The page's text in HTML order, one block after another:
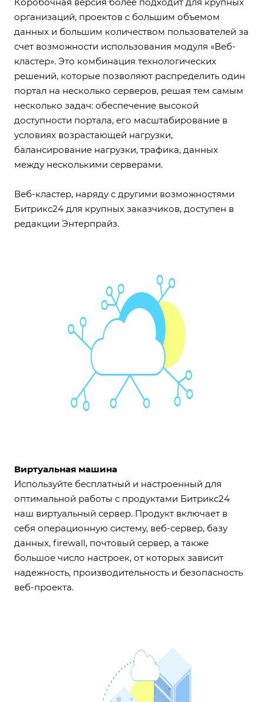
организаций, проектов с большим объемом
данных и большим количеством пользователей за
счет возможности использования модуля «Веб-
кластер». Это комбинация технологических
решений, которые позволяют распределить один
портал на несколько серверов, решая тем самым
несколько задач: обеспечение высокой
доступности портала, его масштабирование в
условиях возрастающей нагрузки,
балансирование нагрузки, трафика, данных
между несколькими серверами.
Веб-кластер, наряду с другими возможностями
Битрикс24 для крупных заказчиков, доступен в
редакции Энтерпрайз.
Виртуальная машина
Используйте бесплатный и настроенный для
оптимальной работы с продуктами Битрикс24
наш виртуальный сервер. Продукт включает в
себя операционную систему, веб-сервер, базу
данных, firewall, почтовый сервер, а также
большое число настроек, от которых зависит
надежность, производительность и безопасность
веб-проекта.